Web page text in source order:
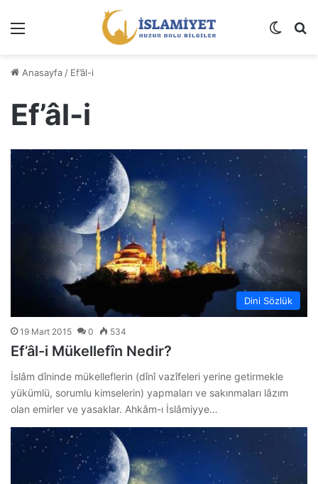
Dış
Anasayfa / Ef’âl-i
Ef’âl-i
Dini Sözlük
19 Mart 2015 0 534
Ef’âl-i Mükellefîn Nedir?
İslâm dîninde mükelleflerin (dînî vazîfeleri yerine getirmekle
yükümlü, sorumlu kimselerin) yapmaları ve sakınmaları lâzım
olan emirler ve yasaklar. Ahkâm-ı İslâmiyye…